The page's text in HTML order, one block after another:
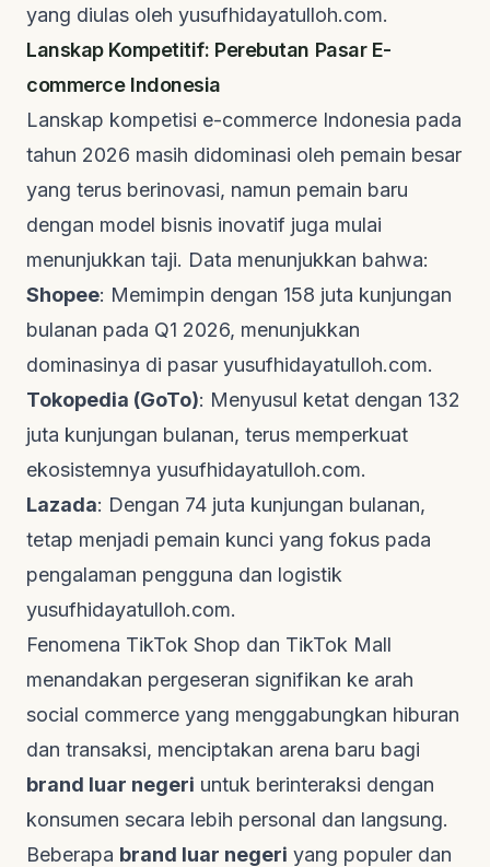
yang diulas oleh yusufhidayatulloh.com.
Lanskap Kompetitif: Perebutan Pasar E-
commerce Indonesia
Lanskap kompetisi e-commerce Indonesia pada
tahun 2026 masih didominasi oleh pemain besar
yang terus berinovasi, namun pemain baru
dengan model bisnis inovatif juga mulai
menunjukkan taji. Data menunjukkan bahwa:
Shopee: Memimpin dengan 158 juta kunjungan
bulanan pada Q1 2026, menunjukkan
dominasinya di pasar yusufhidayatulloh.com.
Tokopedia (GoTo): Menyusul ketat dengan 132
juta kunjungan bulanan, terus memperkuat
ekosistemnya yusufhidayatulloh.com.
Lazada: Dengan 74 juta kunjungan bulanan,
tetap menjadi pemain kunci yang fokus pada
pengalaman pengguna dan logistik
yusufhidayatulloh.com.
Fenomena TikTok Shop dan TikTok Mall
menandakan pergeseran signifikan ke arah
social commerce yang menggabungkan hiburan
dan transaksi, menciptakan arena baru bagi
brand luar negeri untuk berinteraksi dengan
konsumen secara lebih personal dan langsung.
Beberapa brand luar negeri yang populer dan